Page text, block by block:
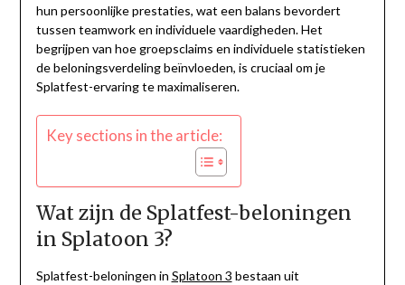
hun persoonlijke prestaties, wat een balans bevordert
tussen teamwork en individuele vaardigheden. Het
begrijpen van hoe groepsclaims en individuele statistieken
de beloningsverdeling beïnvloeden, is cruciaal om je
Splatfest-ervaring te maximaliseren.
Key sections in the article:
Wat zijn de Splatfest-beloningen
in Splatoon 3?
Splatfest-beloningen in Splatoon 3 bestaan uit